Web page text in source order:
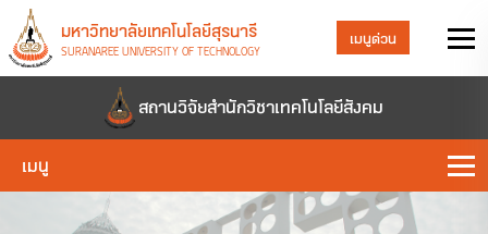
มหาวิทยาลัยเทคโนโลยีสุรนารี
SURANAREE UNIVERSITY OF TECHNOLOGY
เมนูด่วน
สถานวิจัยสำนักวิชาเทคโนโลยีสังคม
เมนู